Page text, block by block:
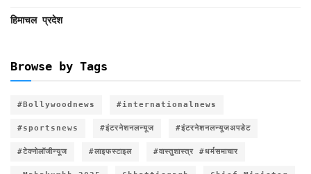
हिमाचल प्रदेश
Browse by Tags
#Bollywoodnews #internationalnews
#sportsnews #इंटरनेशनलन्यूज #इंटरनेशनलन्यूजअपडेट
#टेक्नोलॉजीन्यूज #लाइफस्टाइल #वास्तुशास्त्र #धर्मसमाचार